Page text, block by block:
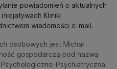
powiadomień o aktualnych
Kliniki
wiadomości e-mail.
osobowych jest Michał
gospodarczą pod nazwą
Psychiatryczna